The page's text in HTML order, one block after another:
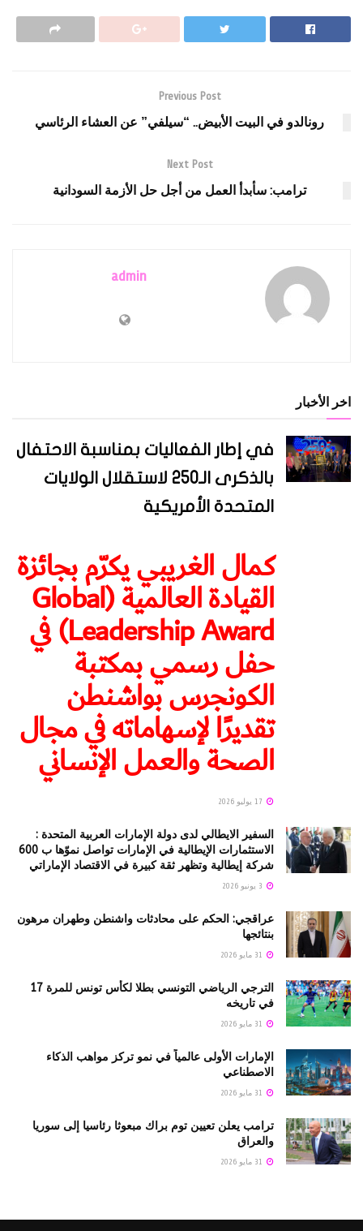
Previous Post
رونالدو في البيت الأبيض.. “سيلفي” عن العشاء الرئاسي
Next Post
ترامب: سأبدأ العمل من أجل حل الأزمة السودانية
admin
اخر الأخبار
في إطار الفعاليات بمناسبة الاحتفال
بالذكرى الـ250 لاستقلال الولايات
المتحدة الأمريكية
كمال الغريبي يكرّم بجائزة
القيادة العالمية (Global
Leadership Award) في
حفل رسمي بمكتبة
الكونجرس بواشنطن
تقديرًا لإسهاماته في مجال
الصحة والعمل الإنساني
السفير الايطالي لدى دولة الإمارات العربية المتحدة :
الاستثمارات الإيطالية في الإمارات تواصل نموّها ب 600
شركة إيطالية وتظهر ثقة كبيرة في الاقتصاد الإماراتي
عراقجي: الحكم على محادثات واشنطن وطهران مرهون
بنتائجها
الترجي الرياضي التونسي بطلا لكأس تونس للمرة 17
في تاريخه
الإمارات الأولى عالمياً في نمو تركز مواهب الذكاء
الاصطناعي
ترامب يعلن تعيين توم براك مبعوثا رئاسيا إلى سوريا
والعراق